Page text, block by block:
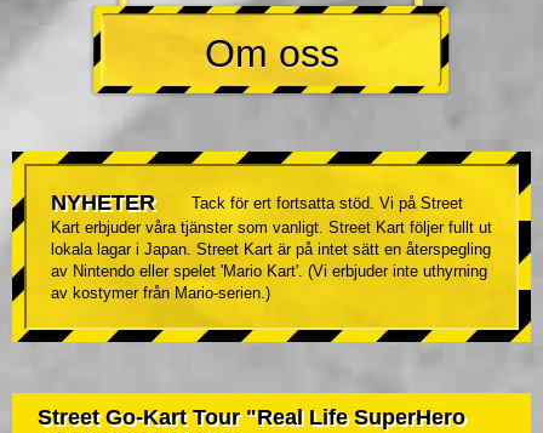
Om oss
NYHETER
Tack för ert fortsatta stöd. Vi på Street
Kart erbjuder våra tjänster som vanligt. Street Kart följer fullt ut
lokala lagar i Japan. Street Kart är på intet sätt en återspegling
av Nintendo eller spelet 'Mario Kart'. (Vi erbjuder inte uthyrning
av kostymer från Mario-serien.)
Street Go-Kart Tour "Real Life SuperHero